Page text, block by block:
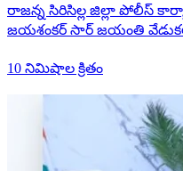
రాజన్న సిరిసిల్ల జిల్లా పోలీస్
జయశంకర్ సార్ జయంతి
10 నిమిషాల క్రితం